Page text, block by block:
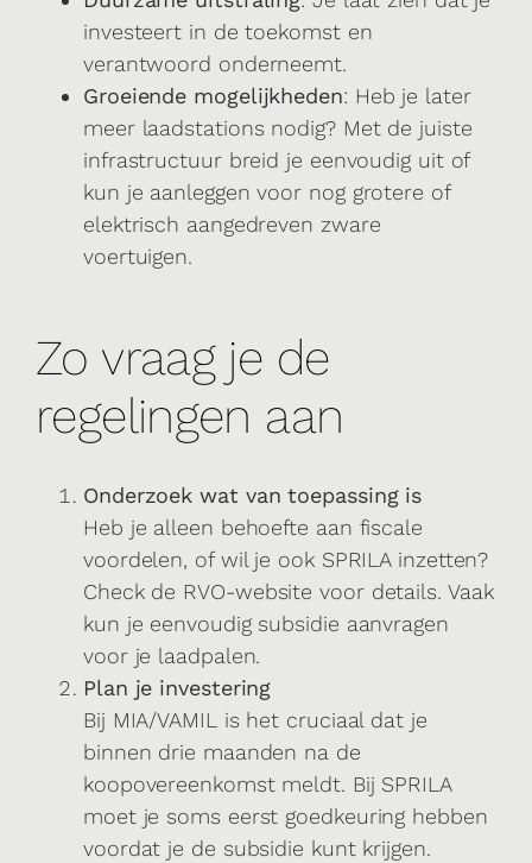
investeert in de toekomst en
verantwoord onderneemt.
Groeiende mogelijkheden: Heb je later
meer laadstations nodig? Met de juiste
infrastructuur breid je eenvoudig uit of
kun je aanleggen voor nog grotere of
elektrisch aangedreven zware
voertuigen.
Zo vraag je de
regelingen aan
Onderzoek wat van toepassing is
Heb je alleen behoefte aan fiscale
voordelen, of wil je ook SPRILA inzetten?
Check de RVO-website voor details. Vaak
kun je eenvoudig subsidie aanvragen
voor je laadpalen.
Plan je investering
Bij MIA/VAMIL is het cruciaal dat je
binnen drie maanden na de
koopovereenkomst meldt. Bij SPRILA
moet je soms eerst goedkeuring hebben
voordat je de subsidie kunt krijgen.